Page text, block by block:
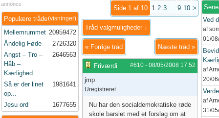
annonce
(visninger)
Populære tråde
Mellemrummet 20959472
Åndelig Føde
2726320
Angst – Tro –
Håb –
Kærlighed
2646563
Så er der linet
op...
1981641
Jesu ord 1677655
Side 1 af 10 1 2 3 ... 9 10 >
Tråd valgmuligheder ↓
« Forrige tråd Næste tråd »
#610 - 08/05/2008 17:52
Friværdi
jmp
Uregistreret
Nu har den socialdemokratiske røde
skole barslet med et forslag om at
Ved
af
01/
af
20/
af
31/